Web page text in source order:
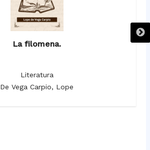
La filomena.
Literatura
De Vega Carpio, Lope